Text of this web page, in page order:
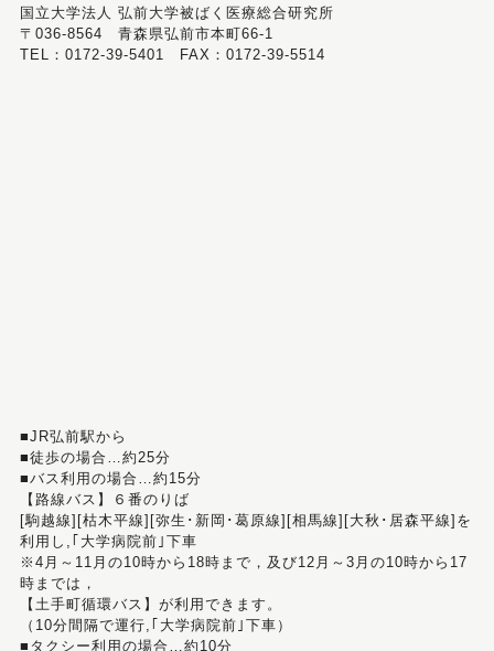
国立大学法人 弘前大学被ばく医療総合研究所
〒036-8564 青森県弘前市本町66-1
TEL：0172-39-5401 FAX：0172-39-5514
■JR弘前駅から
■徒歩の場合…約25分
■バス利用の場合…約15分
【路線バス】６番のりば
[駒越線][枯木平線][弥生･新岡･葛原線][相馬線][大秋･居森平線]を
利用し,｢大学病院前｣下車
※4月～11月の10時から18時まで，及び12月～3月の10時から17
時までは，
【土手町循環バス】が利用できます。
（10分間隔で運行,｢大学病院前｣下車）
■タクシー利用の場合…約10分